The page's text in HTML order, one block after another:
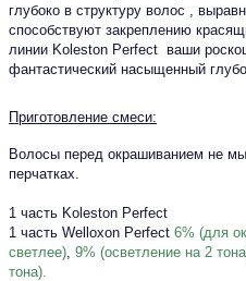
глубоко в структуру волос ,
способствуют закреплению
линии Koleston Perfect ваши
фантастический насыщенный
Приготовление смеси:
Волосы перед окрашиванием не
перчатках.
1 часть Koleston Perfect
1 часть Welloxon Perfect 6% (для
светлее) 9% (осветление на 2
тона).